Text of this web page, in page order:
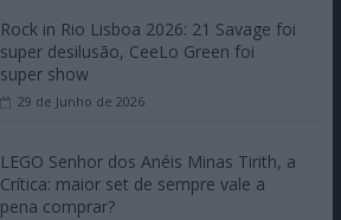
Rock in Rio Lisboa 2026: 21 Savage foi
super desilusão, CeeLo Green foi
super show
29 de Junho de 2026
LEGO Senhor dos Anéis Minas Tirith, a
Crítica: maior set de sempre vale a
pena comprar?